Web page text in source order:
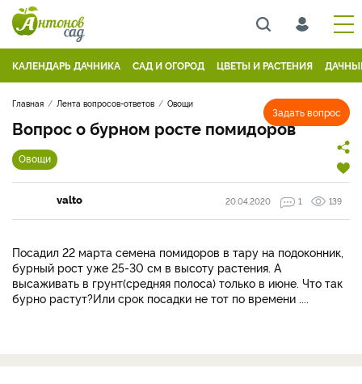
КАЛЕНДАРЬ ДАЧНИКА САД И ОГОРОД ЦВЕТЫ И РАСТЕНИЯ
Задать вопрос
Главная Лента вопросов-ответов Овощи
Вопрос о бурном росте помидоров
Овощи
valto 20.04.2020 1 139
Посадил 22 марта семена помидоров в тару на подоконник,
бурный рост уже 25-30 см в высоту растения. А
высаживать в грунт(средняя полоса) только в июне. Что так
бурно растут?Или срок посадки не тот по времени ....